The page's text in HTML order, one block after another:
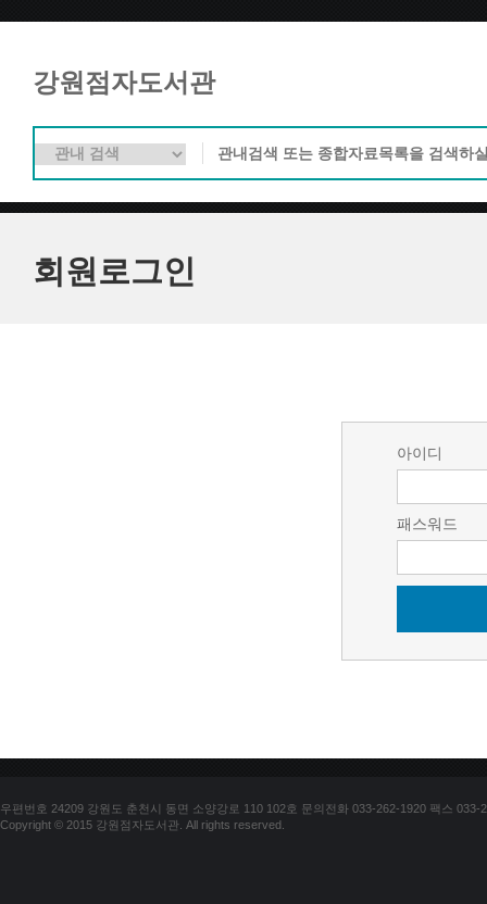
강원점자도서관
회원로그인
아이디
패스워드
우편번호 24209 강원도 춘천시 동면 소양강로 110 102호 문의전화 033-262-1920 팩스 033-
Copyright © 2015 강원점자도서관. All rights reserved.